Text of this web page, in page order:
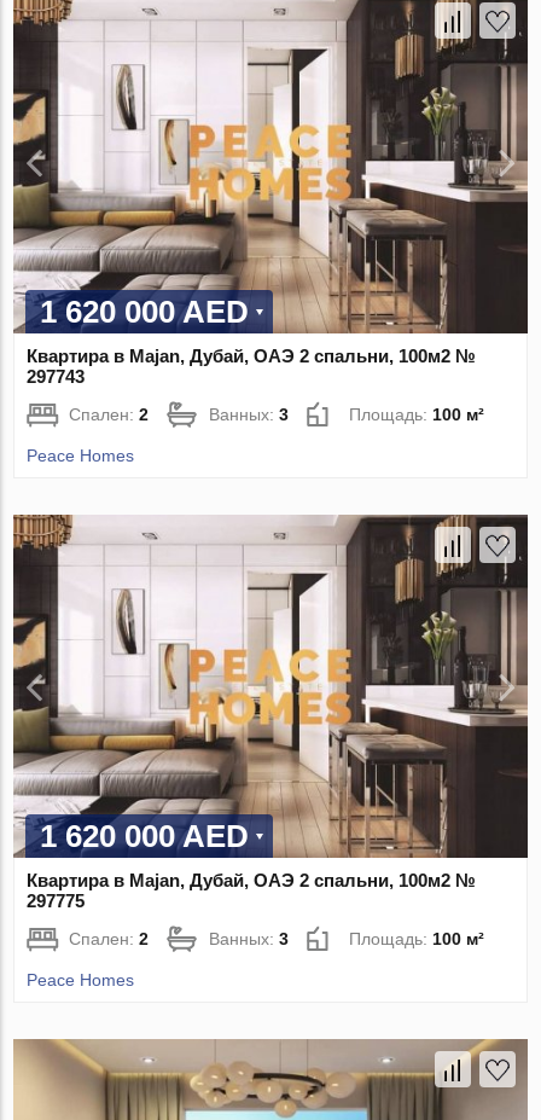
1 620 000 AED
Квартира в Majan, Дубай, ОАЭ 2 спальни, 100м2 №
297743
Спален:2 Ванных:3 Площадь: 100 м²
Peace Homes
1 620 000 AED
Квартира в Majan, Дубай, ОАЭ 2 спальни, 100м2 №
297775
Спален:2 Ванных:3 Площадь: 100 м²
Peace Homes